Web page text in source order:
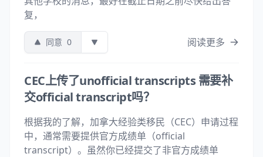
复，
同意 0 阅读更多
CEC上传了unofficial transcripts 需要补
交official transcript吗？
根据我的了解，加拿大经验类移民（CEC）申请过程
中，通常需要提供官方成绩单（official
transcript）。虽然你已经提交了非官方成绩单